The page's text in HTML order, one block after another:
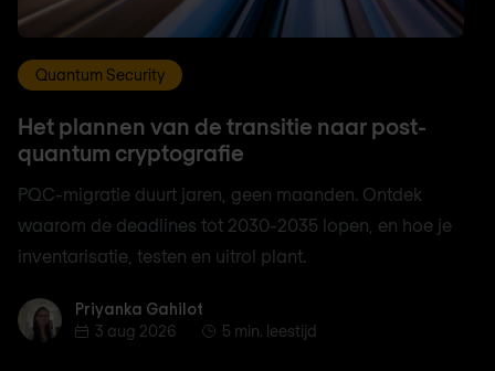
Quantum Security
Het plannen van de transitie naar post-
quantum cryptografie
PQC-migratie duurt jaren, geen maanden. Ontdek
waarom de deadlines tot 2030-2035 lopen, en hoe je
inventarisatie, testen en uitrol plant.
Priyanka Gahilot
Priyanka Gahilot
3 aug 2026
5 min. leestijd